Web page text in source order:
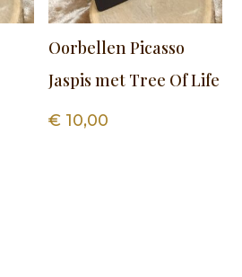
Oorbellen Picasso
Jaspis met Tree Of Life
€ 10,00